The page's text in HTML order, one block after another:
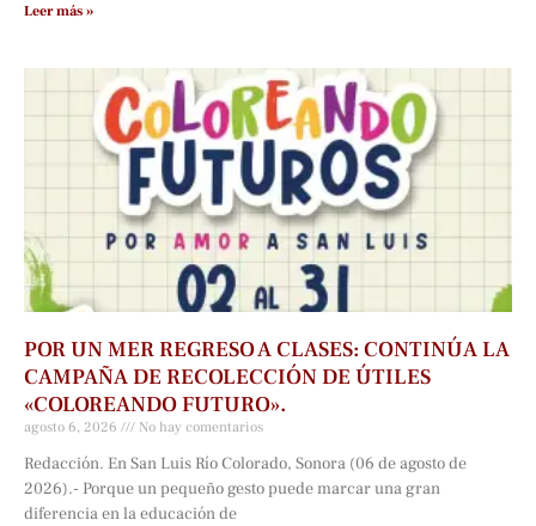
Leer más »
POR UN MER REGRESO A CLASES: CONTINÚA LA
CAMPAÑA DE RECOLECCIÓN DE ÚTILES
«COLOREANDO FUTURO».
agosto 6, 2026 No hay comentarios
Redacción. En San Luis Río Colorado, Sonora (06 de agosto de
2026).- Porque un pequeño gesto puede marcar una gran
diferencia en la educación de